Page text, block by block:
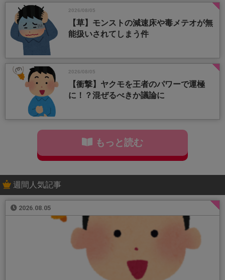
2026/08/05
【草】モンストの減速床や毒メテオが無
能扱いされてしまう件
2026/08/05
【衝撃】ヤクモを王者のパワーで運極
に！？混ぜるべきか議論に
もっと読む
週間人気記事
2026.08.05